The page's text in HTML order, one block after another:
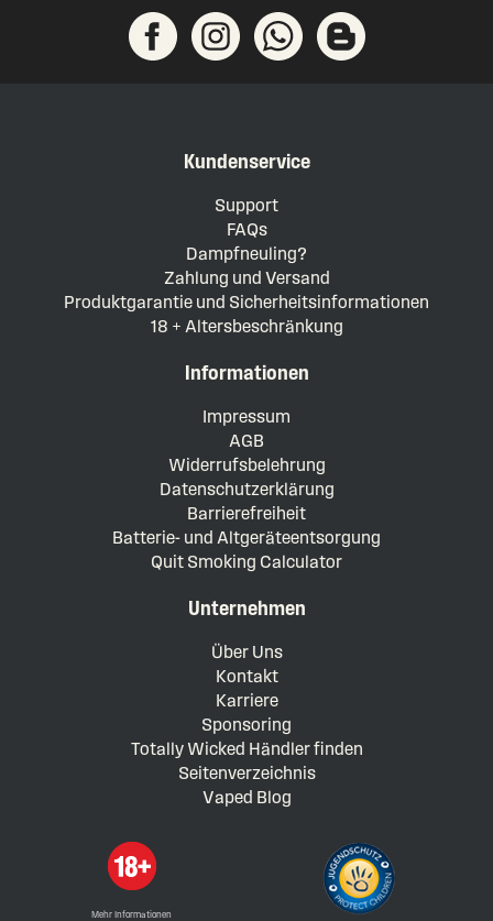
Kundenservice
Support
FAQs
Dampfneuling?
Zahlung und Versand
Produktgarantie und Sicherheitsinformationen
18 + Altersbeschränkung
Informationen
Impressum
AGB
Widerrufsbelehrung
Datenschutzerklärung
Barrierefreiheit
Batterie- und Altgeräteentsorgung
Quit Smoking Calculator
Unternehmen
Über Uns
Kontakt
Karriere
Sponsoring
Totally Wicked Händler finden
Seitenverzeichnis
Vaped Blog
Mehr Informationen